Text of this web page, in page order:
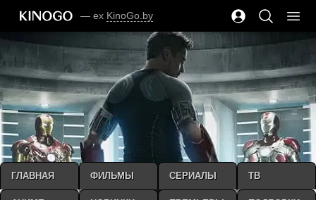
— ex KinoGo.by
ГЛАВНАЯ ФИЛЬМЫ СЕРИАЛЫ ТВ